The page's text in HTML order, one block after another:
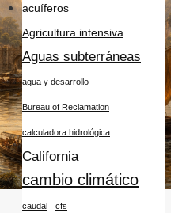
acuíferos
Agricultura intensiva
Aguas subterráneas
agua y desarrollo
Bureau of Reclamation
calculadora hidrológica
California
cambio climático
caudal cfs